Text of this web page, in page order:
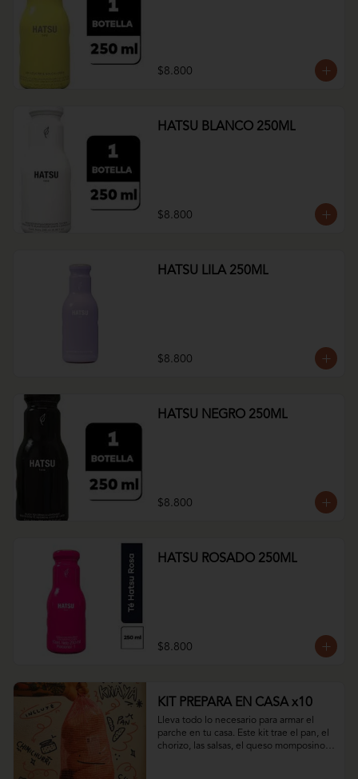
$8.800
HATSU BLANCO 250ML
$8.800
HATSU LILA 250ML
$8.800
HATSU NEGRO 250ML
$8.800
HATSU ROSADO 250ML
$8.800
KIT PREPARA EN CASA x10
Lleva todo lo necesario para armar el
parche en tu casa. Este kit trae el pan, el
chorizo, las salsas, el queso momposino y